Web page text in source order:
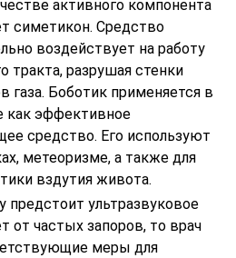
активного компонента
симетикон. Средство
воздействует на работу
тракта, разрушая стенки
газа. Боботик применяется в
как эффективное
средство. Его используют
метеоризме, а также для
вздутия живота.
предстоит ультразвуковое
от частых запоров, то врач
меры для